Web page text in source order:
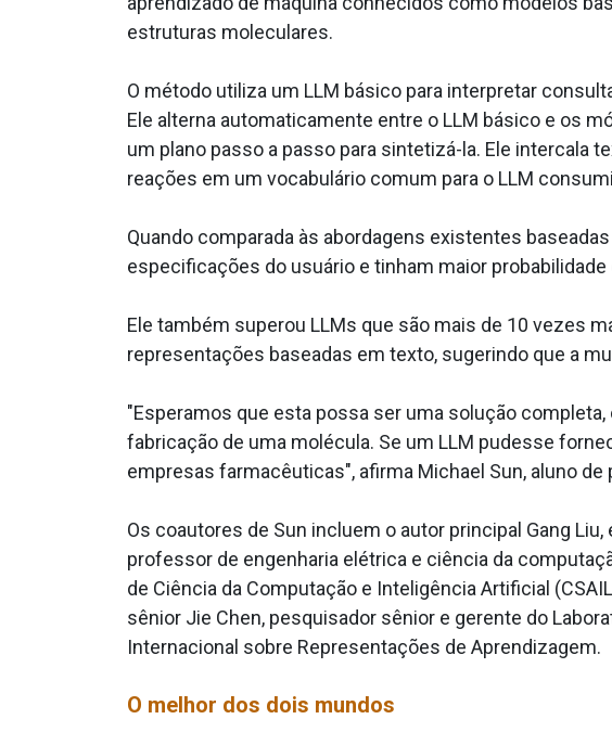
estruturas moleculares.
O método utiliza um LLM básico para interpretar
Ele alterna automaticamente entre o LLM básico e os
um plano passo a passo para sintetizá-la. Ele intercala
reações em um vocabulário comum para o LLM
Quando comparada às abordagens existentes
especificações do usuário e tinham maior
Ele também superou LLMs que são mais de 10 vezes
representações baseadas em texto, sugerindo que a
"Esperamos que esta possa ser uma solução
fabricação de uma molécula. Se um LLM pudesse
empresas farmacêuticas", afirma Michael Sun, aluno
Os coautores de Sun incluem o autor principal Gang
professor de engenharia elétrica e ciência da
de Ciência da Computação e Inteligência Artificial
sênior Jie Chen, pesquisador sênior e gerente do
Internacional sobre Representações de Aprendizagem.
O melhor dos dois mundos